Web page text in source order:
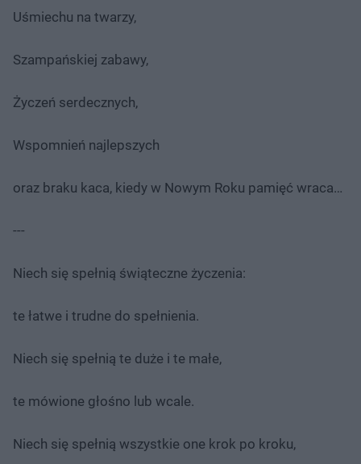
Uśmiechu na twarzy,
Szampańskiej zabawy,
Życzeń serdecznych,
Wspomnień najlepszych
oraz braku kaca, kiedy w Nowym Roku pamięć wraca…
---
Niech się spełnią świąteczne życzenia:
te łatwe i trudne do spełnienia.
Niech się spełnią te duże i te małe,
te mówione głośno lub wcale.
Niech się spełnią wszystkie one krok po kroku,